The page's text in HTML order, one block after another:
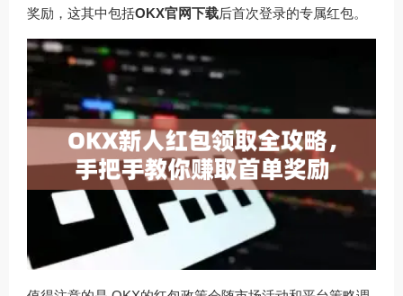
奖励，这其中包括OKX官网下载后首次登录的专属红包。